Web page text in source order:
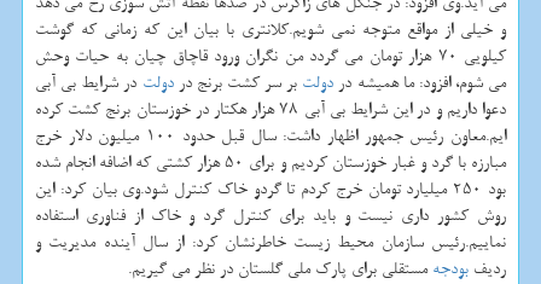
و خیلی از مواقع متوجه نمی شویم.كلانتری با بیان این كه زمانی كه گوشت
كیلویی 70 هزار تومان می گردد من نگران ورود قاچاق چیان به حیات وحش
می شوم، افزود: ما همیشه در دولت بر سر كشت برنج دردولت در شرایط بی آبی
دعوا داریم و در این شرایط بی آبی 78 هزار هكتار در خوزستان برنج كشت كرده
ایم.معاون رئیس جمهور اظهار داشت: سال قبل حدود 100 میلیون دلار خرج
مبارزه با گرد و غبار خوزستان كردیم و برای 50 هزار كشتی كه اضافه انجام شده
بود 250 میلیارد تومان خرج كردم تا گردو خاك كنترل شود.وی بیان كرد: این
روش كشور داری نیست و باید برای كنترل گرد و خاك از فناوری استفاده
نماییم.رئیس سازمان محیط زیست خاطرنشان كرد: از سال آینده مدیریت و
ردیف بودجهمستقلی برای پارك ملی گلستان در نظر می گیریم.